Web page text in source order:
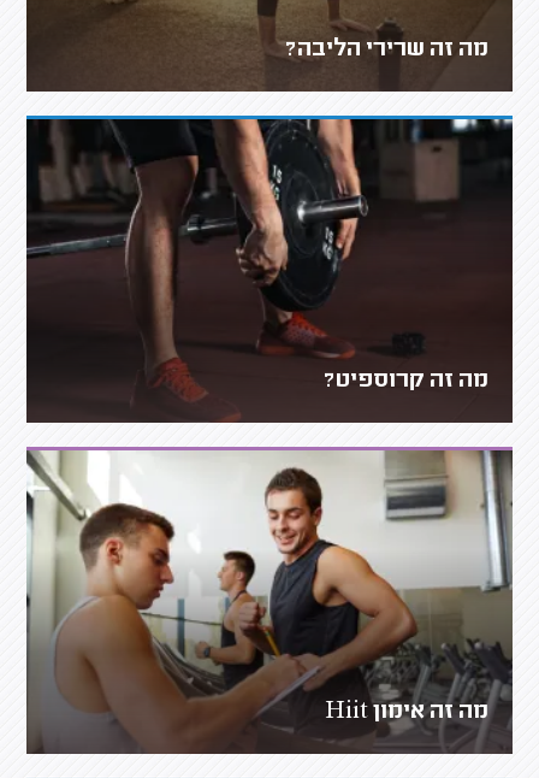
מה זה שרירי הליבה?
מה זה קרוספיט?
מה זה אימון Hiit